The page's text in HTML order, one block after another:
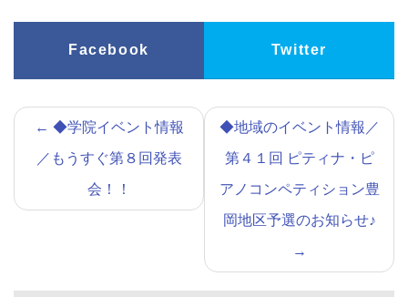
Facebook Twitter
← ◆学院イベント情報
／もうすぐ第８回発表
会！！
◆地域のイベント情報／
第４１回 ピティナ・ピ
アノコンペティション豊
岡地区予選のお知らせ♪
→